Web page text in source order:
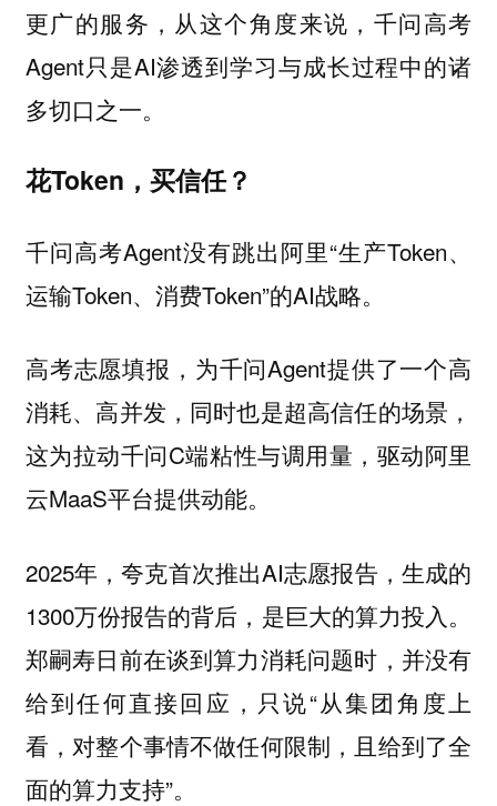
更广的服务，从这个角度来说，千问高考
Agent只是AI渗透到学习与成长过程中的诸
多切口之一。
花Token，买信任？
千问高考Agent没有跳出阿里“生产Token、
运输Token、消费Token”的AI战略。
高考志愿填报，为千问Agent提供了一个高
消耗、高并发，同时也是超高信任的场景，
这为拉动千问C端粘性与调用量，驱动阿里
云MaaS平台提供动能。
2025年，夸克首次推出AI志愿报告，生成的
1300万份报告的背后，是巨大的算力投入。
郑嗣寿日前在谈到算力消耗问题时，并没有
给到任何直接回应，只说“从集团角度上
看，对整个事情不做任何限制，且给到了全
面的算力支持”。